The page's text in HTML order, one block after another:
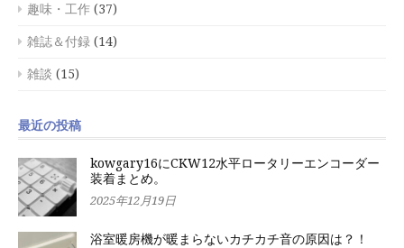
趣味・工作 (37)
雑誌＆付録 (14)
雑談 (15)
最近の投稿
kowgary16にCKW12水平ロータリーエンコーダー
装着まとめ。
2025年12月19日
浴室暖房機が暖まらないカチカチ音の原因は？！